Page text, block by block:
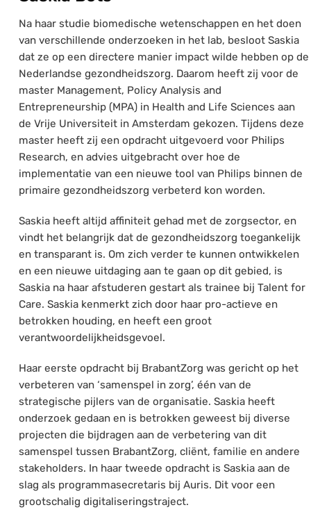
Na haar studie biomedische wetenschappen en het doen
van verschillende onderzoeken in het lab, besloot Saskia
dat ze op een directere manier impact wilde hebben op de
Nederlandse gezondheidszorg. Daarom heeft zij voor de
master Management, Policy Analysis and
Entrepreneurship (MPA) in Health and Life Sciences aan
de Vrije Universiteit in Amsterdam gekozen. Tijdens deze
master heeft zij een opdracht uitgevoerd voor Philips
Research, en advies uitgebracht over hoe de
implementatie van een nieuwe tool van Philips binnen de
primaire gezondheidszorg verbeterd kon worden.
Saskia heeft altijd affiniteit gehad met de zorgsector, en
vindt het belangrijk dat de gezondheidszorg toegankelijk
en transparant is. Om zich verder te kunnen ontwikkelen
en een nieuwe uitdaging aan te gaan op dit gebied, is
Saskia na haar afstuderen gestart als trainee bij Talent for
Care. Saskia kenmerkt zich door haar pro-actieve en
betrokken houding, en heeft een groot
verantwoordelijkheidsgevoel.
Haar eerste opdracht bij BrabantZorg was gericht op het
verbeteren van ‘samenspel in zorg’, één van de
strategische pijlers van de organisatie. Saskia heeft
onderzoek gedaan en is betrokken geweest bij diverse
projecten die bijdragen aan de verbetering van dit
samenspel tussen BrabantZorg, cliënt, familie en andere
stakeholders. In haar tweede opdracht is Saskia aan de
slag als programmasecretaris bij Auris. Dit voor een
grootschalig digitaliseringstraject.